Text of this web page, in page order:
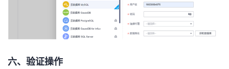
六、验证操作